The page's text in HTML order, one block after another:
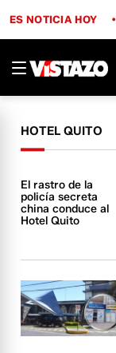
ES NOTICIA HOY
HOTEL QUITO
El rastro de la
policía secreta
china conduce al
Hotel Quito